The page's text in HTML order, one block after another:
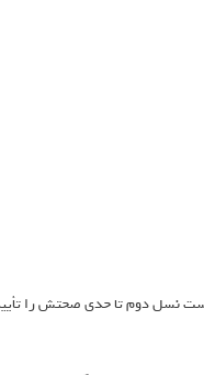
نسل دوم تا حدی صحتش را